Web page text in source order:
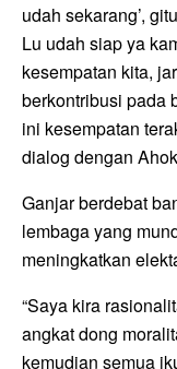
udah sekarang’,
Lu udah siap ya
kesempatan kita,
berkontribusi pada
ini kesempatan
dialog dengan
Ganjar berdebat
lembaga yang
meningkatkan
“Saya kira
angkat dong
kemudian semua